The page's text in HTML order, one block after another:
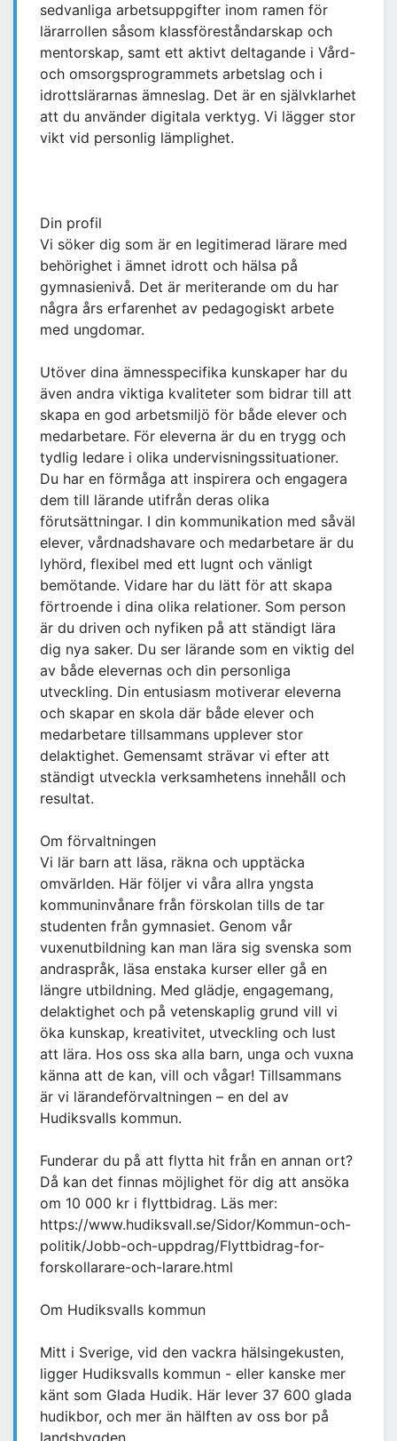
sedvanliga arbetsuppgifter inom ramen för
lärarrollen såsom klassföreståndarskap och
mentorskap, samt ett aktivt deltagande i Vård-
och omsorgsprogrammets arbetslag och i
idrottslärarnas ämneslag. Det är en självklarhet
att du använder digitala verktyg. Vi lägger stor
vikt vid personlig lämplighet.
Din profil
Vi söker dig som är en legitimerad lärare med
behörighet i ämnet idrott och hälsa på
gymnasienivå. Det är meriterande om du har
några års erfarenhet av pedagogiskt arbete
med ungdomar.
Utöver dina ämnesspecifika kunskaper har du
även andra viktiga kvaliteter som bidrar till att
skapa en god arbetsmiljö för både elever och
medarbetare. För eleverna är du en trygg och
tydlig ledare i olika undervisningssituationer.
Du har en förmåga att inspirera och engagera
dem till lärande utifrån deras olika
förutsättningar. I din kommunikation med såväl
elever, vårdnadshavare och medarbetare är du
lyhörd, flexibel med ett lugnt och vänligt
bemötande. Vidare har du lätt för att skapa
förtroende i dina olika relationer. Som person
är du driven och nyfiken på att ständigt lära
dig nya saker. Du ser lärande som en viktig del
av både elevernas och din personliga
utveckling. Din entusiasm motiverar eleverna
och skapar en skola där både elever och
medarbetare tillsammans upplever stor
delaktighet. Gemensamt strävar vi efter att
ständigt utveckla verksamhetens innehåll och
resultat.
Om förvaltningen
Vi lär barn att läsa, räkna och upptäcka
omvärlden. Här följer vi våra allra yngsta
kommuninvånare från förskolan tills de tar
studenten från gymnasiet. Genom vår
vuxenutbildning kan man lära sig svenska som
andraspråk, läsa enstaka kurser eller gå en
längre utbildning. Med glädje, engagemang,
delaktighet och på vetenskaplig grund vill vi
öka kunskap, kreativitet, utveckling och lust
att lära. Hos oss ska alla barn, unga och vuxna
känna att de kan, vill och vågar! Tillsammans
är vi lärandeförvaltningen – en del av
Hudiksvalls kommun.
Funderar du på att flytta hit från en annan ort?
Då kan det finnas möjlighet för dig att ansöka
om 10 000 kr i flyttbidrag. Läs mer:
https://www.hudiksvall.se/Sidor/Kommun-och-
politik/Jobb-och-uppdrag/Flyttbidrag-for-
forskollarare-och-larare.html
Om Hudiksvalls kommun
Mitt i Sverige, vid den vackra hälsingekusten,
ligger Hudiksvalls kommun - eller kanske mer
känt som Glada Hudik. Här lever 37 600 glada
hudikbor, och mer än hälften av oss bor på